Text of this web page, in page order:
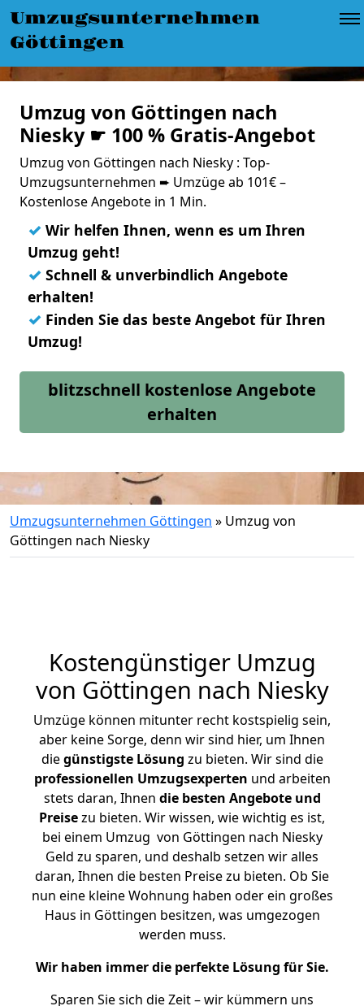
Umzugsunternehmen
Göttingen
Umzug von Göttingen nach
Niesky ☛ 100 % Gratis-Angebot
Umzug von Göttingen nach Niesky : Top-
Umzugsunternehmen ➨ Umzüge ab 101€ –
Kostenlose Angebote in 1 Min.
✓ Wir helfen Ihnen, wenn es um Ihren
Umzug geht!
✓ Schnell & unverbindlich Angebote
erhalten!
✓ Finden Sie das beste Angebot für Ihren
Umzug!
blitzschnell kostenlose Angebote
erhalten
Umzugsunternehmen Göttingen » Umzug von
Göttingen nach Niesky
Kostengünstiger Umzug
von Göttingen nach Niesky
Umzüge können mitunter recht kostspielig sein,
aber keine Sorge, denn wir sind hier, um Ihnen
diegünstigste Lösung zu bieten. Wir sind die
professionellen Umzugsexperten und arbeiten
stets daran, Ihnen die besten Angebote und
Preisezu bieten. Wir wissen, wie wichtig es ist,
bei einem Umzug von Göttingen nach Niesky
Geld zu sparen, und deshalb setzen wir alles
daran, Ihnen die besten Preise zu bieten. Ob Sie
nun eine kleine Wohnung haben oder ein großes
Haus in Göttingen besitzen, was umgezogen
werden muss.
Wir haben immer die perfekte Lösung für Sie.
Sparen Sie sich die Zeit – wir kümmern uns